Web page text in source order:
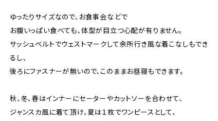
ゆったりサイズなので、お食事会などで
お腹いっぱい食べても、体型が目立つ心配が有りません。
サッシュベルトでウェストマークして余所行き風な着こなしもでき
るし、
後ろにファスナーが無いので、このままお昼寝もできます。
秋、冬、春はインナーにセーターやカットソーを合わせて、
ジャンスカ風に着て頂け、夏は１枚でワンピースとして、